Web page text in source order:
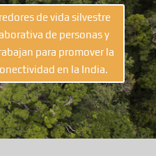
de vida silvestre
de personas y
para promover la
en la India.